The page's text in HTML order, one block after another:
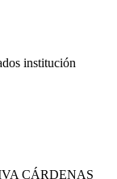
institución
CÁRDENAS